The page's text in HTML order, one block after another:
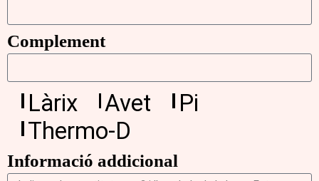
Complement
Làrix Avet
Pi
Thermo-D
Informació addicional